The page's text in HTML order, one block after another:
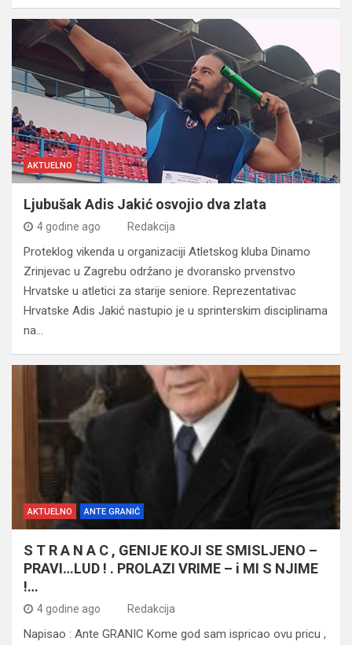
AKTUELNO
Ljubušak Adis Jakić osvojio dva zlata
4 godine ago Redakcija
Proteklog vikenda u organizaciji Atletskog kluba Dinamo
Zrinjevac u Zagrebu održano je dvoransko prvenstvo
Hrvatske u atletici za starije seniore. Reprezentativac
Hrvatske Adis Jakić nastupio je u sprinterskim disciplinama
na…
AKTUELNO ANTE GRANIĆ
S T R A N A C , GENIJE KOJI SE SMISLJENO –
PRAVI…LUD ! . PROLAZI VRIME – i MI S NJIME
!…
4 godine ago Redakcija
Napisao : Ante GRANIC Kome god sam ispricao ovu pricu ,